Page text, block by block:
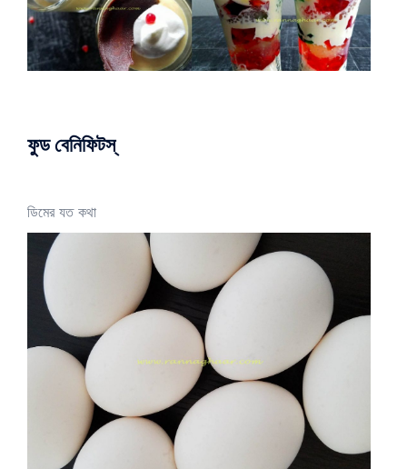
ফুড বেনিফিটস্
ডিমের যত কথা